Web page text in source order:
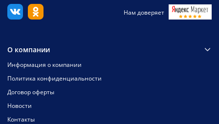
Нам доверяет
О компании
Информация о компании
Политика конфиденциальности
Договор оферты
Новости
Контакты